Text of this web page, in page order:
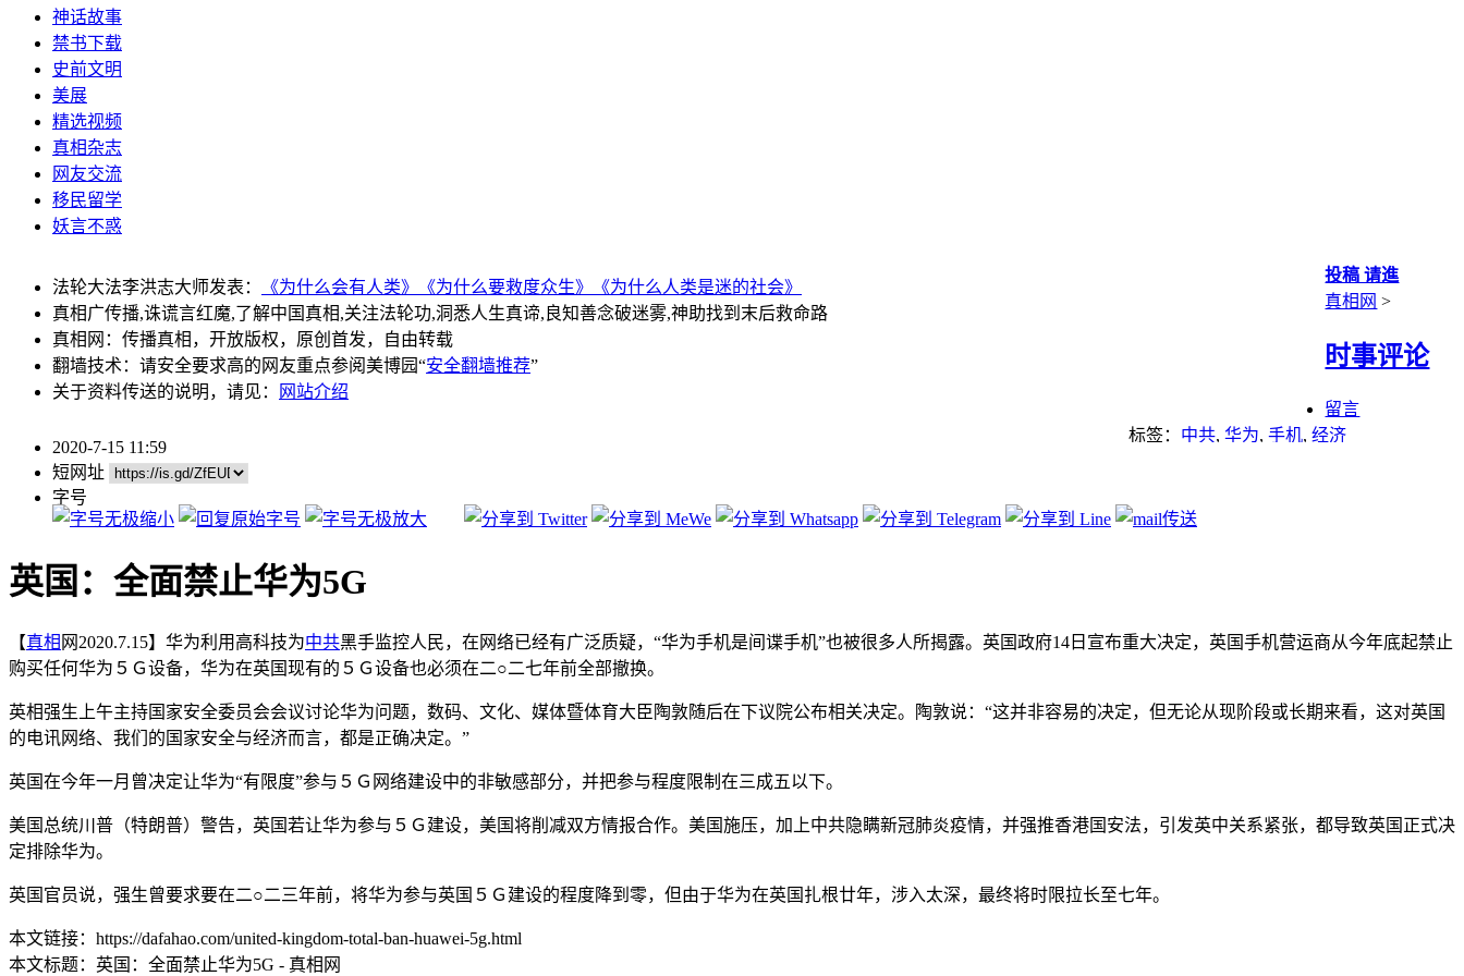
神话故事
禁书下载
史前文明
美展
精选视频
真相杂志
网友交流
移民留学
妖言不惑
法轮大法李洪志大师发表： 《为什么会有人类》 《为什么要救度众生》
《为什么人类是迷的社会》
真相广传播,诛谎言红魔,了解中国真相,关注法轮功,洞悉人生真谛,良知善念破迷雾,神助找到末后救命路
真相网：传播真相，开放版权，原创首发，自由转载
翻墙技术：请安全要求高的网友重点参阅美博园“安全翻墙推荐”
关于资料传送的说明，请见：
网站介绍
投稿 请進
真相网 >
时事评论
留言
标签： 中共, 华为, 手机, 经济
2020-7-15 11:59
短网址
字号
英国：全面禁止华为5G
【真相 网2020.7.15】华为利用高科技为中共黑手监控人民，在网络已经有广泛质疑，“华为手机是间谍手机”也被很多人所揭露。英国政府14日宣布重大决定，英国手机营运商从今年底起禁止
购买任何华为５Ｇ设备，华为在英国现有的５Ｇ设备也必须在二○二七年前全部撤换。
英相强生上午主持国家安全委员会会议讨论华为问题，数码、文化、媒体暨体育大臣陶敦随后在下议院公布相关决定。陶敦说：“这并非容易的决定，但无论从现阶段或长期来看，这对英国
的电讯网络、我们的国家安全与经济而言，都是正确决定。”
英国在今年一月曾决定让华为“有限度”参与５Ｇ网络建设中的非敏感部分，并把参与程度限制在三成五以下。
美国总统川普（特朗普）警告，英国若让华为参与５Ｇ建设，美国将削减双方情报合作。美国施压，加上中共隐瞒新冠肺炎疫情，并强推香港国安法，引发英中关系紧张，都导致英国正式决
定排除华为。
英国官员说，强生曾要求要在二○二三年前，将华为参与英国５Ｇ建设的程度降到零，但由于华为在英国扎根廿年，涉入太深，最终将时限拉长至七年。
本文链接：https://dafahao.com/united-kingdom-total-ban-huawei-5g.html
本文标题：英国：全面禁止华为5G - 真相网